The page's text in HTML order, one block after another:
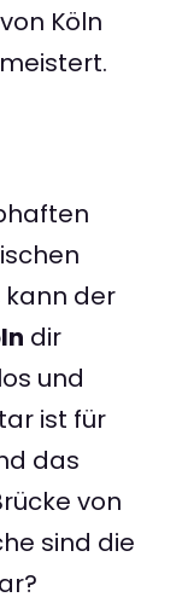
Köln
kann der
dir
und
ist für
das
von
sind die